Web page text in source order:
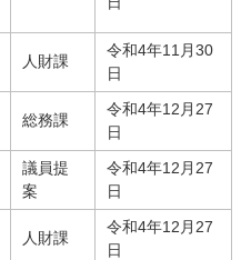
人財課
令和4年11月30
日
総務課
令和4年12月27
日
議員提
案
令和4年12月27
日
人財課
令和4年12月27
日